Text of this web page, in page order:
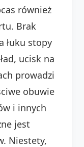
również
Brak
łuku stopy
ucisk na
prowadzi
obuwie
i innych
jest
Niestety,